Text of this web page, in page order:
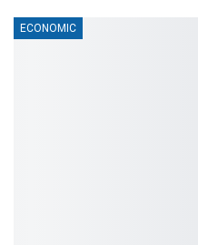
ECONOMIC